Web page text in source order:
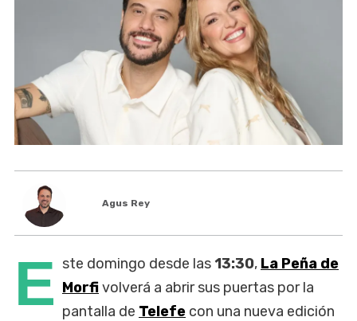
Agus Rey
E ste domingo desde las 13:30, La Peña de
Morfivolverá a abrir sus puertas por la
pantalla de Telefe con una nueva edición